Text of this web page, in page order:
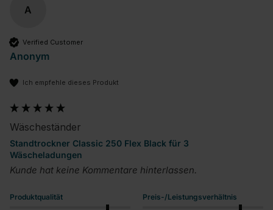
A
Verified Customer
Anonym
Ich empfehle dieses Produkt
Wäscheständer
Standtrockner Classic 250 Flex Black für 3
Wäscheladungen
Kunde hat keine Kommentare hinterlassen.
Produktqualität Preis-/Leistungsverhältnis